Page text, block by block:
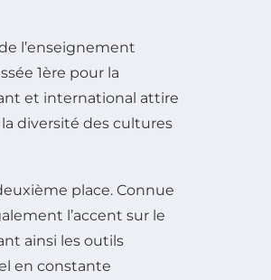
l’enseignement
1ère pour la
et international attire
diversité des cultures
place. Connue
l’accent sur le
ainsi les outils
en constante